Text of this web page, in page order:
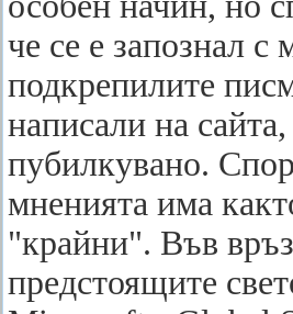
че се е запознал с
подкрепилите
написали на
пубилкувано.
мненията има
"крайни". Във
предстоящите